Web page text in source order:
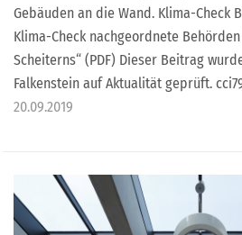
Gebäuden an die Wand. Klima-Check
Klima-Check nachgeordnete
Scheiterns“ (PDF) Dieser Beitrag
Falkenstein auf Aktualität geprüft.
20.09.2019